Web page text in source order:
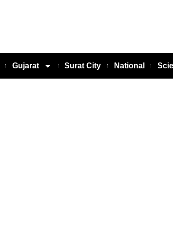
Gujarat Surat City National